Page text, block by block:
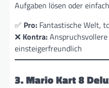
Aufgaben lösen oder
✅ Pro: Fantastische Welt,
❌ Kontra:
einsteigerfreundlich
3. Mario Kart 8